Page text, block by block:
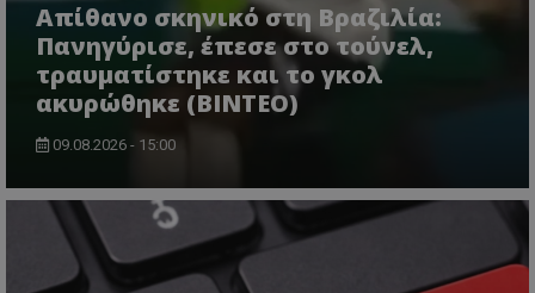
Απίθανο σκηνικό στη Βραζιλία:
Πανηγύρισε, έπεσε στο τούνελ,
τραυματίστηκε και το γκολ
ακυρώθηκε (BINTEO)
09.08.2026 - 15:00